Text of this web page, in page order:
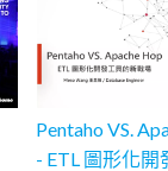
Pentaho VS.
- ETL 圖形化開